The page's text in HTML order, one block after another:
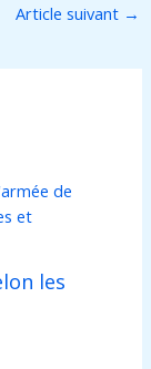
Article suivant →
les